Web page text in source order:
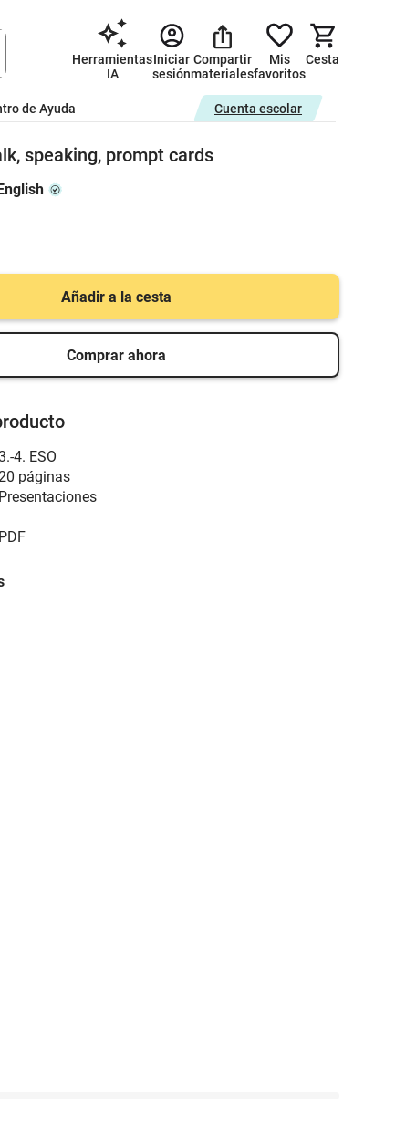
Herramientas
IA
Iniciar
sesión
Compartir
materiales
Mis
favoritos
Cesta
de Ayuda Cuenta escolar
speaking, prompt cards
Añadir a la cesta
Comprar ahora
4. ESO
páginas
Presentaciones
PDF